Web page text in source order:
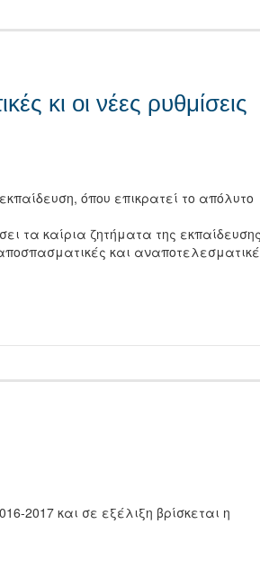
κι οι νέες ρυθμίσεις
όπου επικρατεί το απόλυτο
τα καίρια ζητήματα της
και
2017 και σε εξέλιξη βρίσκεται η